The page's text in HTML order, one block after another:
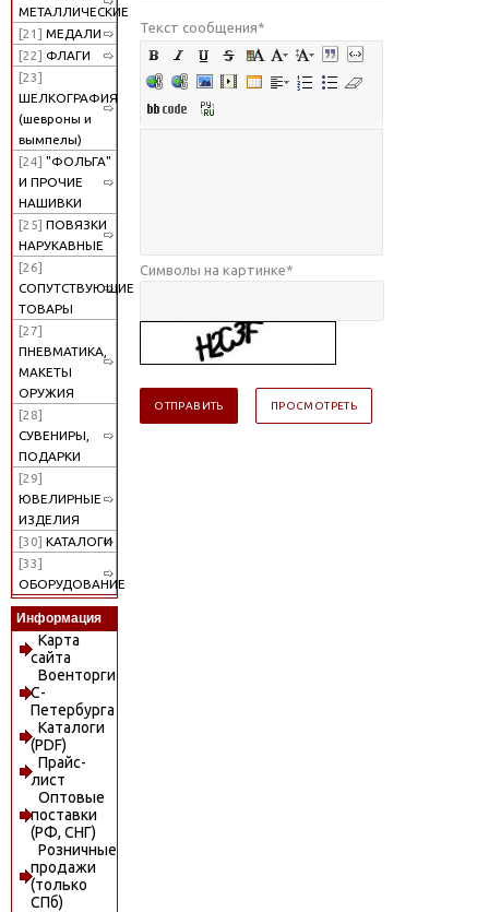
МЕТАЛЛИЧЕСКИЕ
[21] МЕДАЛИ
[22] ФЛАГИ
[23]
ШЕЛКОГРАФИЯ
(шевроны и
вымпелы)
[24] "ФОЛЬГА"
И ПРОЧИЕ
НАШИВКИ
[25] ПОВЯЗКИ
НАРУКАВНЫЕ
[26]
СОПУТСТВУЮЩИЕ
ТОВАРЫ
[27]
ПНЕВМАТИКА,
МАКЕТЫ
ОРУЖИЯ
[28]
СУВЕНИРЫ,
ПОДАРКИ
[29]
ЮВЕЛИРНЫЕ
ИЗДЕЛИЯ
[30] КАТАЛОГИ
[33]
ОБОРУДОВАНИЕ
Информация
Карта
сайта
Военторги
С-
Петербурга
Каталоги
(PDF)
Прайс-
лист
Оптовые
поставки
(РФ, СНГ)
Розничные
продажи
(только
СПб)
Текст сообщения*
Символы на картинке*